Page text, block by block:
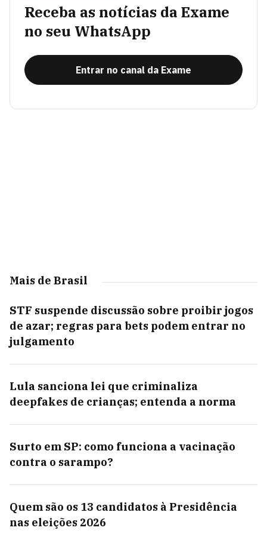
Receba as notícias da Exame
no seu WhatsApp
Entrar no canal da Exame
Mais de Brasil
STF suspende discussão sobre proibir jogos
de azar; regras para bets podem entrar no
julgamento
Lula sanciona lei que criminaliza
deepfakes de crianças; entenda a norma
Surto em SP: como funciona a vacinação
contra o sarampo?
Quem são os 13 candidatos à Presidência
nas eleições 2026